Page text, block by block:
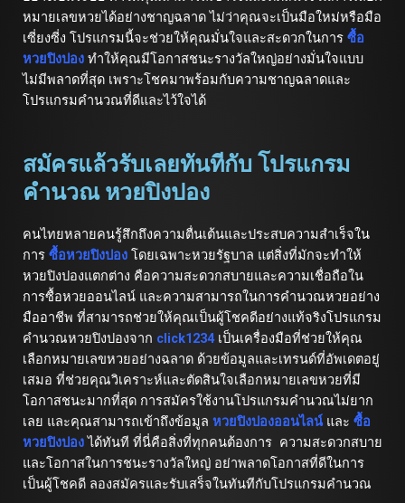
หมายเลขหวยได้อย่างชาญฉลาด ไม่ว่าคุณจะเป็นมือใหม่หรือมือ
เซี่ยงซี่ง โปรแกรมนี้จะช่วยให้คุณมั่นใจและสะดวกในการ ซื้อ
หวยปิงปองทำให้คุณมีโอกาสชนะรางวัลใหญ่อย่างมั่นใจแบบ
ไม่มีพลาดที่สุด เพราะโชคมาพร้อมกับความชาญฉลาดและ
โปรแกรมคำนวณที่ดีและไว้ใจได้
สมัครแล้วรับเลยทันทีกับ โปรแกรม
คำนวณ หวยปิงปอง
คนไทยหลายคนรู้สึกถึงความตื่นเต้นและประสบความสำเร็จใน
การ ซื้อหวยปิงปองโดยเฉพาะหวยรัฐบาล แต่สิ่งที่มักจะทำให้
หวยปิงปองแตกต่าง คือความสะดวกสบายและความเชื่อถือใน
การซื้อหวยออนไลน์ และความสามารถในการคำนวณหวยอย่าง
มืออาชีพ ที่สามารถช่วยให้คุณเป็นผู้โชคดีอย่างแท้จริงโปรแกรม
คำนวณหวยปิงปองจาก click1234เป็นเครื่องมือที่ช่วยให้คุณ
เลือกหมายเลขหวยอย่างฉลาด ด้วยข้อมูลและเทรนด์ที่อัพเดตอยู่
เสมอ ที่ช่วยคุณวิเคราะห์และตัดสินใจเลือกหมายเลขหวยที่มี
โอกาสชนะมากที่สุด การสมัครใช้งานโปรแกรมคำนวณไม่ยาก
เลย และคุณสามารถเข้าถึงข้อมูล หวยปิงปองออนไลน์ และ ซื้อ
หวยปิงปองได้ทันที ที่นี่คือสิ่งที่ทุกคนต้องการ ความสะดวกสบาย
และโอกาสในการชนะรางวัลใหญ่ อย่าพลาดโอกาสที่ดีในการ
เป็นผู้โชคดี ลองสมัครและรับเสร็จในทันทีกับโปรแกรมคำนวณ